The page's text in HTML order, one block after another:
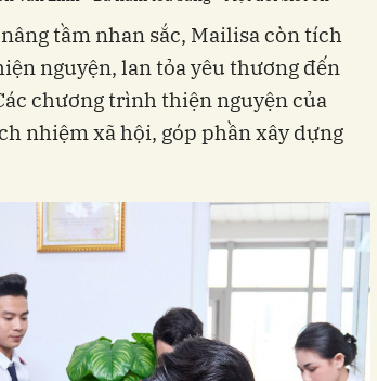
tầm nhan sắc, Mailisa còn tích
nguyện, lan tỏa yêu thương đến
chương trình thiện nguyện của
nhiệm xã hội, góp phần xây dựng